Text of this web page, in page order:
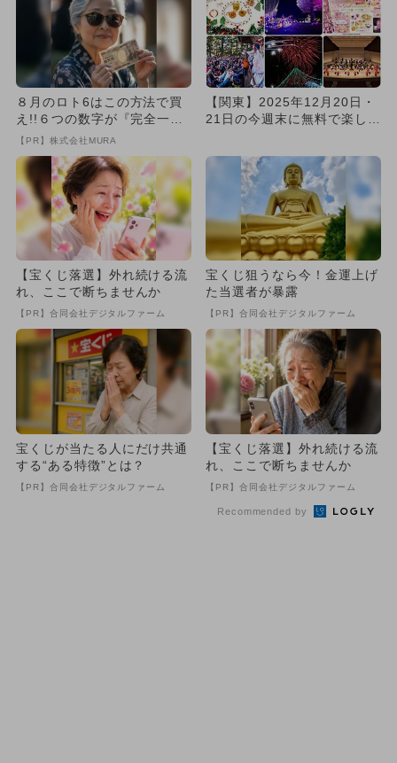
８月のロト6はこの方法で買
え!!６つの数字が『完全一
致』する方法
【PR】株式会社MURA
【関東】2025年12月20日・
21日の今週末に無料で楽しめ
【宝くじ落選】外れ続ける流
れ、ここで断ちませんか
【PR】合同会社デジタルファーム
宝くじ狙うなら今！金運上げ
た当選者が暴露
【PR】合同会社デジタルファーム
宝くじが当たる人にだけ共通
する“ある特徴”とは？
【PR】合同会社デジタルファーム
【宝くじ落選】外れ続ける流
れ、ここで断ちませんか
【PR】合同会社デジタルファーム
Recommended by